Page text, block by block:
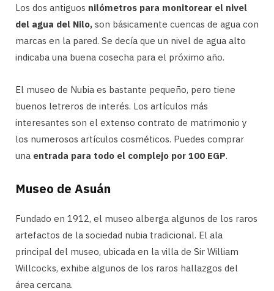
Los dos antiguos nilómetros para monitorear el nivel
del agua del Nilo, son básicamente cuencas de agua con
marcas en la pared. Se decía que un nivel de agua alto
indicaba una buena cosecha para el próximo año.
El museo de Nubia es bastante pequeño, pero tiene
buenos letreros de interés. Los artículos más
interesantes son el extenso contrato de matrimonio y
los numerosos artículos cosméticos. Puedes comprar
una entrada para todo el complejo por 100 EGP.
Museo de Asuán
Fundado en 1912, el museo alberga algunos de los raros
artefactos de la sociedad nubia tradicional. El ala
principal del museo, ubicada en la villa de Sir William
Willcocks, exhibe algunos de los raros hallazgos del
área cercana.